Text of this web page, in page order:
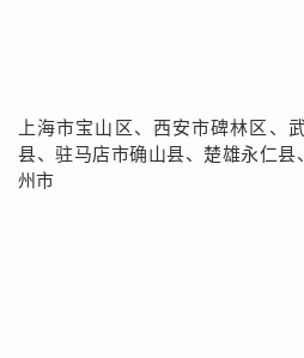
上海市宝山区、西安市碑林区、
县、驻马店市确山县、楚雄永仁县
州市